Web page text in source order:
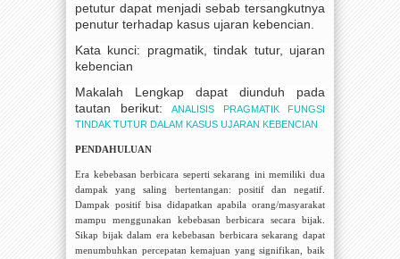
petutur dapat menjadi sebab tersangkutnya
penutur terhadap kasus ujaran kebencian.
Kata kunci: pragmatik, tindak tutur, ujaran
kebencian
Makalah Lengkap dapat diunduh pada
tautan berikut:
ANALISIS PRAGMATIK FUNGSI
TINDAK TUTUR DALAM KASUS UJARAN KEBENCIAN
PENDAHULUAN
Era kebebasan berbicara seperti sekarang ini memiliki dua
dampak yang saling bertentangan: positif dan negatif.
Dampak positif bisa didapatkan apabila orang/masyarakat
mampu menggunakan kebebasan berbicara secara bijak.
Sikap bijak dalam era kebebasan berbicara sekarang dapat
menumbuhkan percepatan kemajuan yang signifikan, baik